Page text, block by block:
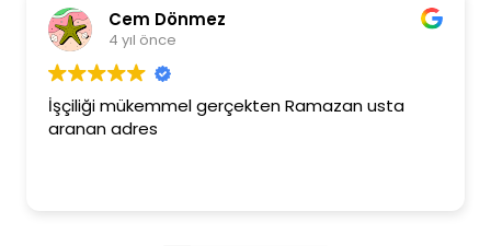
Cem Dönmez
4 yıl önce
İşçiliği mükemmel gerçekten Ramazan usta
aranan adres